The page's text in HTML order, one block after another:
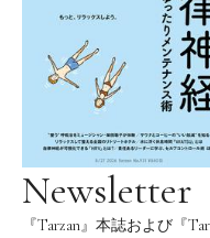
Newsletter
『Tarzan』本誌および『